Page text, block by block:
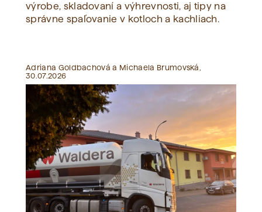
výrobe, skladovaní a výhrevnosti, aj tipy na
správne spaľovanie v kotloch a kachliach.
Adriana Goldbachová a Michaela Brumovská,
30.07.2026